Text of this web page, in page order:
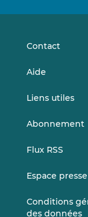
Contact
Aide
Liens utiles
Abonnement
Flux RSS
Espace presse
Conditions
des données